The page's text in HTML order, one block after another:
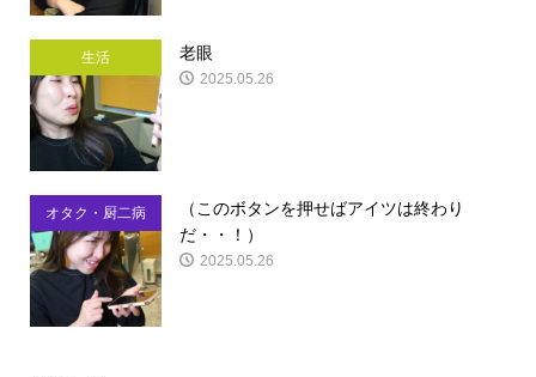
生活 老眼
2025.05.26
オタク・厨二病
（このボタンを押せばアイツは終わり
だ・・！）
2025.05.26